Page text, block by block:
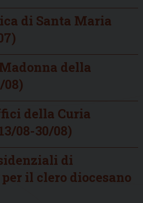
di Santa Maria
della
08)
della Curia
08-30/08)
di
il clero diocesano